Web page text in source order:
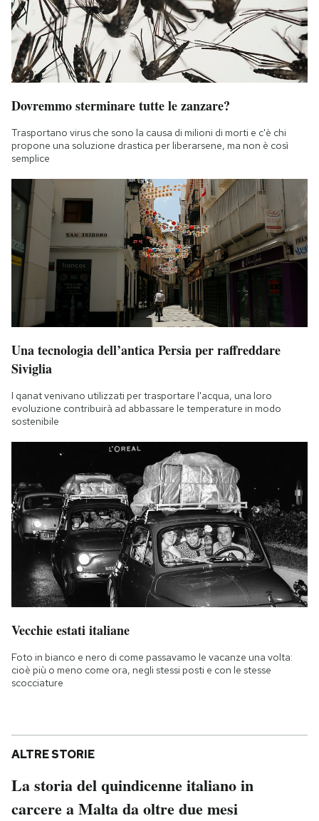
Dovremmo sterminare tutte le zanzare?
Trasportano virus che sono la causa di milioni di morti e c'è chi
propone una soluzione drastica per liberarsene, ma non è così
semplice
Una tecnologia dell’antica Persia per raffreddare
Siviglia
I qanat venivano utilizzati per trasportare l'acqua, una loro
evoluzione contribuirà ad abbassare le temperature in modo
sostenibile
Vecchie estati italiane
Foto in bianco e nero di come passavamo le vacanze una volta:
cioè più o meno come ora, negli stessi posti e con le stesse
scocciature
ALTRE STORIE
La storia del quindicenne italiano in
carcere a Malta da oltre due mesi